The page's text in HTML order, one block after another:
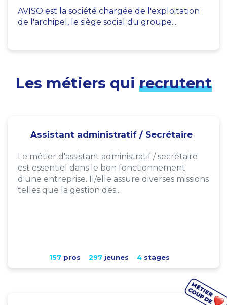
AVISO est la société chargée de l'exploitation
de l'archipel, le siège social du groupe...
Les métiers qui recrutent
Assistant administratif / Secrétaire
Le métier d'assistant administratif / secrétaire
est essentiel dans le bon fonctionnement
d'une entreprise. Il/elle assure diverses missions
telles que la gestion des...
157pros 297jeunes 4stages